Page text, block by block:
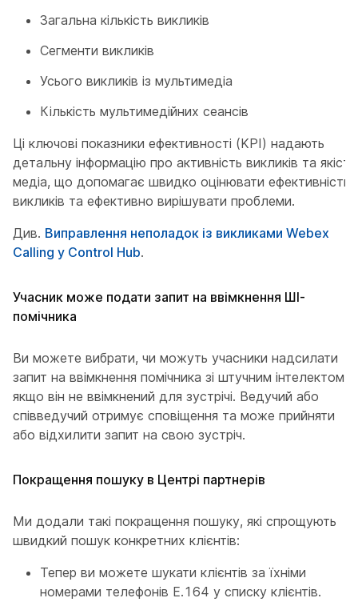
Загальна кількість викликів
Сегменти викликів
Усього викликів із мультимедіа
Кількість мультимедійних сеансів
Ці ключові показники ефективності (KPI) надають
детальну інформацію про активність викликів та якість
медіа, що допомагає швидко оцінювати ефективність
викликів та ефективно вирішувати проблеми.
Див. Виправлення неполадок із викликами Webex
Calling у Control Hub.
Учасник може подати запит на ввімкнення ШІ-
помічника
Ви можете вибрати, чи можуть учасники надсилати
запит на ввімкнення помічника зі штучним інтелектом,
якщо він не ввімкнений для зустрічі. Ведучий або
співведучий отримує сповіщення та може прийняти
або відхилити запит на свою зустріч.
Покращення пошуку в Центрі партнерів
Ми додали такі покращення пошуку, які спрощують
швидкий пошук конкретних клієнтів:
Тепер ви можете шукати клієнтів за їхніми
номерами телефонів E.164 у списку клієнтів.